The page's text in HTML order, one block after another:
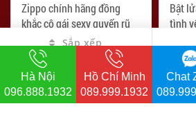
Zippo chính hãng đồng
khắc cô gái sexy quyến rũ
1.100.000
1.600.000
4.967
Bật
tình
Sắp xếp
Hà Nội
096.888.1932
Hồ Chí Minh
089.999.1932
Chat